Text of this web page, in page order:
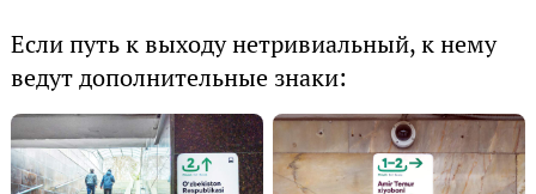
Если путь к выходу нетривиальный, к нему
ведут дополнительные знаки: